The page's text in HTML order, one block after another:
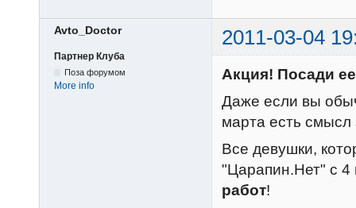
Avto_Doctor 2011-03-04
Партнер Клуба
Поза форумом
More info
Акция! Посади
Даже если вы
марта есть смысл
Все девушки,
"Царапин.Нет" с 4
работ!